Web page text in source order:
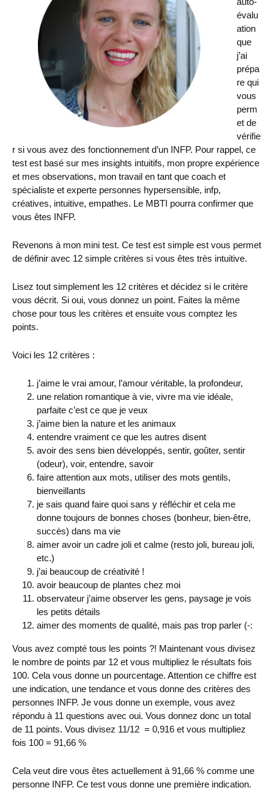
évalu
ation
que
j’ai
prépa
re qui
vous
perm
et de
vérifie
r si vous avez des fonctionnement d’un INFP. Pour rappel, ce
test est basé sur mes insights intuitifs, mon propre expérience
et mes observations, mon travail en tant que coach et
spécialiste et experte personnes hypersensible, infp,
créatives, intuitive, empathes. Le MBTI pourra confirmer que
vous êtes INFP.
Revenons à mon mini test. Ce test est simple est vous permet
de définir avec 12 simple critères si vous êtes très intuitive.
Lisez tout simplement les 12 critères et décidez si le critère
vous décrit. Si oui, vous donnez un point. Faites la même
chose pour tous les critères et ensuite vous comptez les
points.
Voici les 12 critères :
j’aime le vrai amour, l’amour véritable, la profondeur,
une relation romantique à vie, vivre ma vie idéale,
parfaite c’est ce que je veux
j’aime bien la nature et les animaux
entendre vraiment ce que les autres disent
avoir des sens bien développés, sentir, goûter, sentir
(odeur), voir, entendre, savoir
faire attention aux mots, utiliser des mots gentils,
bienveillants
je sais quand faire quoi sans y réfléchir et cela me
donne toujours de bonnes choses (bonheur, bien-être,
succès) dans ma vie
aimer avoir un cadre joli et calme (resto joli, bureau joli,
etc.)
j’ai beaucoup de créativité !
avoir beaucoup de plantes chez moi
observateur j’aime observer les gens, paysage je vois
les petits détails
aimer des moments de qualité, mais pas trop parler (-:
Vous avez compté tous les points ?! Maintenant vous divisez
le nombre de points par 12 et vous multipliez le résultats fois
100. Cela vous donne un pourcentage. Attention ce chiffre est
une indication, une tendance et vous donne des critères des
personnes INFP. Je vous donne un exemple, vous avez
répondu à 11 questions avec oui. Vous donnez donc un total
de 11 points. Vous divisez 11/12 = 0,916 et vous multipliez
fois 100 = 91,66 %
Cela veut dire vous êtes actuellement à 91,66 % comme une
personne INFP. Ce test vous donne une première indication.